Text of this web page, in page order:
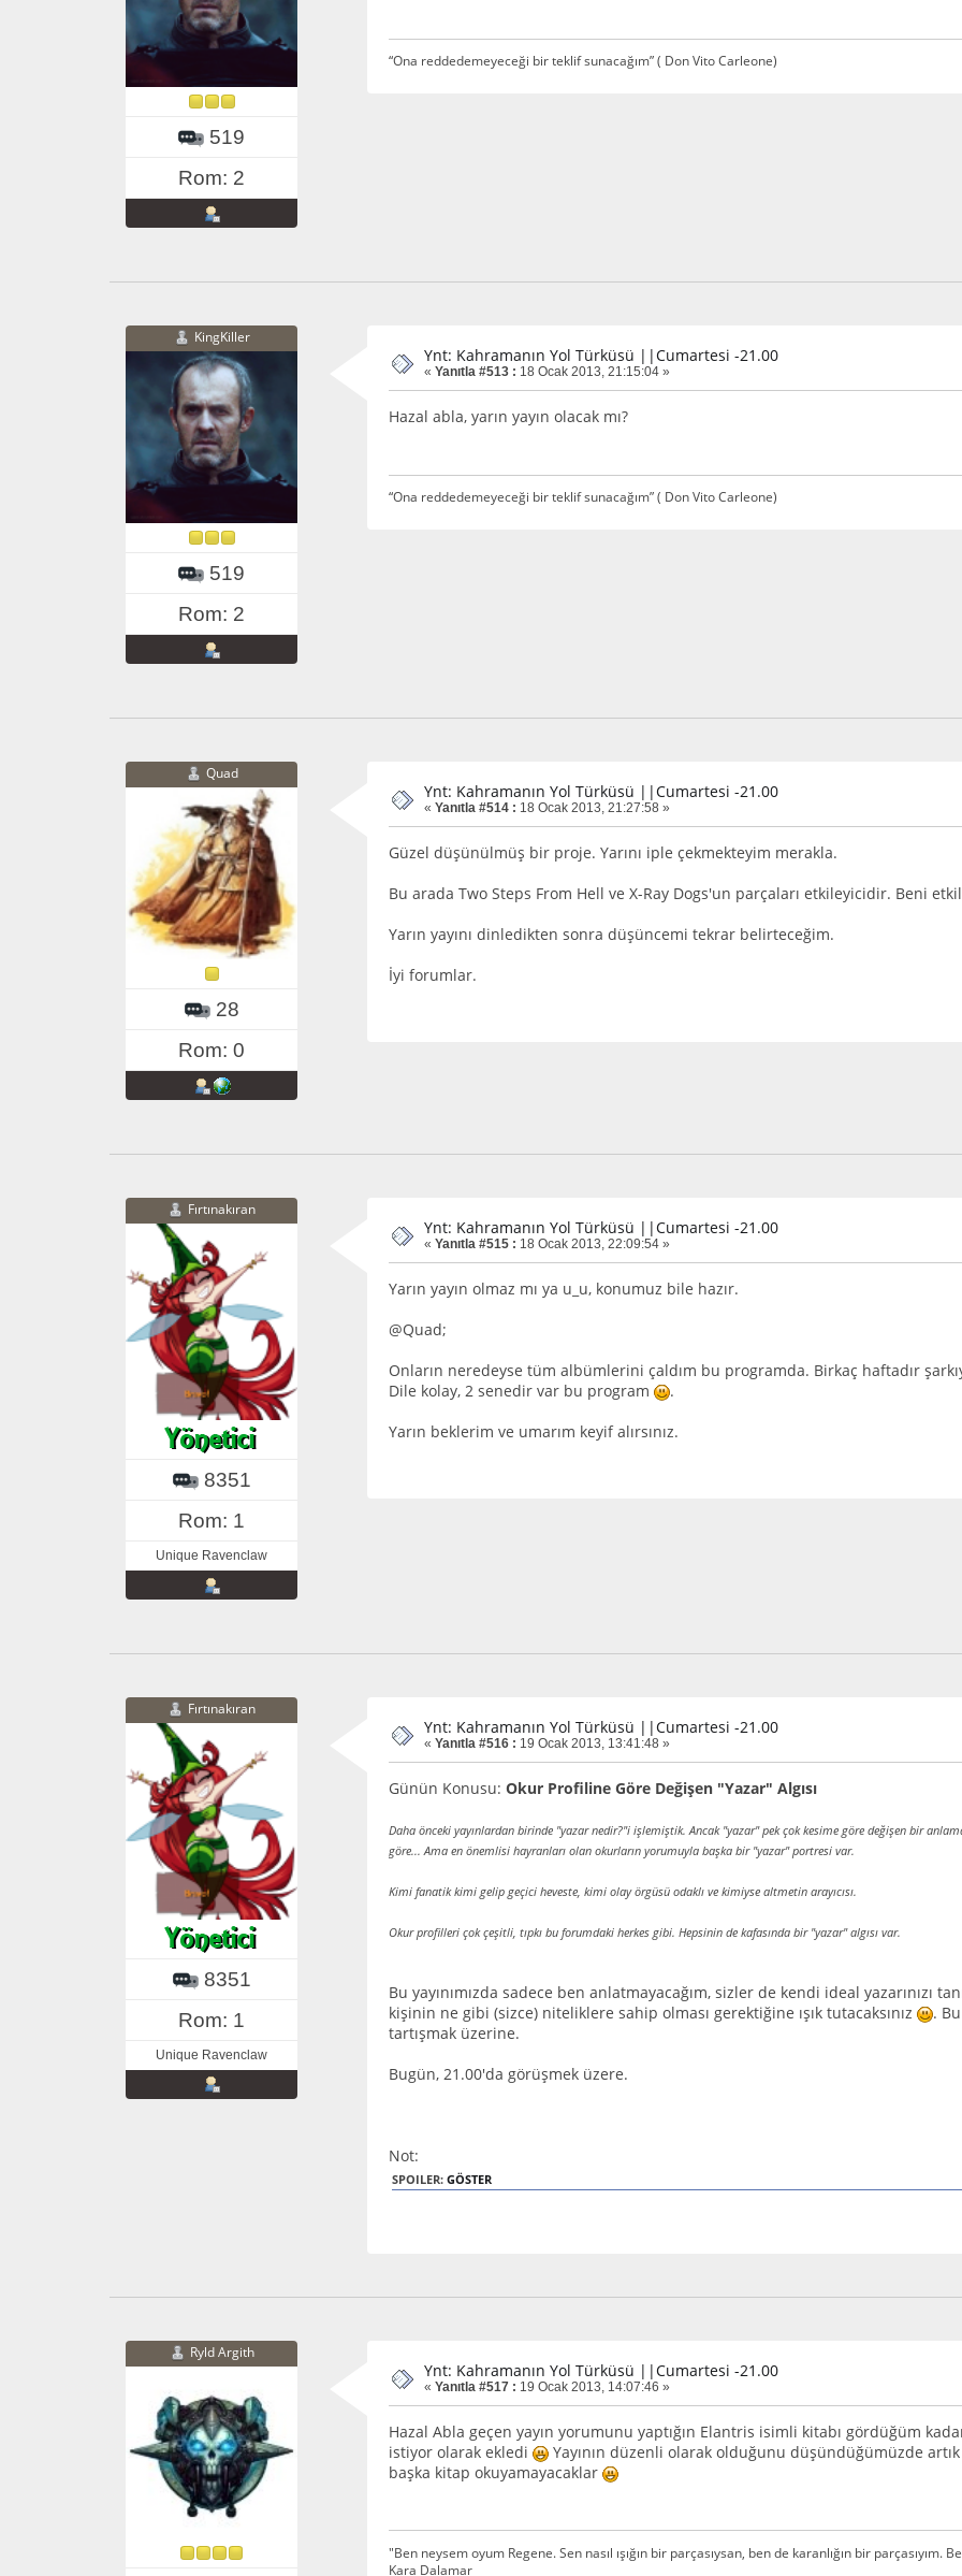
519
Rom: 2
“Ona reddedemeyeceği bir teklif sunacağım” ( Don Vito Carleone)
KingKiller
519
Rom: 2
Ynt: Kahramanın Yol Türküsü ||Cumartesi -21.00
« Yanıtla #513 : 18 Ocak 2013, 21:15:04 »
Hazal abla, yarın yayın olacak mı?
“Ona reddedemeyeceği bir teklif sunacağım” ( Don Vito Carleone)
Quad
28
Rom: 0
Ynt: Kahramanın Yol Türküsü ||Cumartesi -21.00
« Yanıtla #514 : 18 Ocak 2013, 21:27:58 »
Güzel düşünülmüş bir proje. Yarını iple çekmekteyim merakla.
Bu arada Two Steps From Hell ve X-Ray Dogs'un parçaları etkileyicidir. Beni
Yarın yayını dinledikten sonra düşüncemi tekrar belirteceğim.
İyi forumlar.
Fırtınakıran
8351
Rom: 1
Unique Ravenclaw
Ynt: Kahramanın Yol Türküsü ||Cumartesi -21.00
« Yanıtla #515 : 18 Ocak 2013, 22:09:54 »
Yarın yayın olmaz mı ya u_u, konumuz bile hazır.
@Quad;
Onların neredeyse tüm albümlerini çaldım bu programda. Birkaç haftadır
Dile kolay, 2 senedir var bu program
.
Yarın beklerim ve umarım keyif alırsınız.
Fırtınakıran
8351
Rom: 1
Unique Ravenclaw
Ynt: Kahramanın Yol Türküsü ||Cumartesi -21.00
« Yanıtla #516 : 19 Ocak 2013, 13:41:48 »
Günün Konusu: Okur Profiline Göre Değişen "Yazar" Algısı
Daha önceki yayınlardan birinde "yazar nedir?"i işlemiştik. Ancak "yazar" pek çok kesime göre değişen bir
göre... Ama en önemlisi hayranları olan okurların yorumuyla başka bir "yazar" portresi var.
Kimi fanatik kimi gelip geçici heveste, kimi olay örgüsü odaklı ve kimiyse altmetin arayıcısı.
Okur profilleri çok çeşitli, tıpkı bu forumdaki herkes gibi. Hepsinin de kafasında bir "yazar" algısı var.
Bu yayınımızda sadece ben anlatmayacağım, sizler de kendi ideal yazarınızı
kişinin ne gibi (sizce) niteliklere sahip olması gerektiğine ışık tutacaksınız
.
tartışmak üzerine.
Bugün, 21.00'da görüşmek üzere.
Not:
SPOILER: GÖSTER
Ryld Argith
Ynt: Kahramanın Yol Türküsü ||Cumartesi -21.00
« Yanıtla #517 : 19 Ocak 2013, 14:07:46 »
Hazal Abla geçen yayın yorumunu yaptığın Elantris isimli kitabı gördüğüm
istiyor olarak ekledi
Yayının düzenli olarak olduğunu düşündüğümüzde
başka kitap okuyamayacaklar
"Ben neysem oyum Regene. Sen nasıl ışığın bir parçasıysan, ben de karanlığın bir
Kara Dalamar